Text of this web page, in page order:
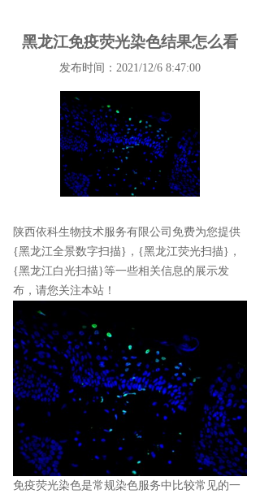
黑龙江免疫荧光染色结果怎么看
发布时间：2021/12/6 8:47:00
陕西依科生物技术服务有限公司免费为您提供
{黑龙江全景数字扫描} ，{黑龙江荧光扫描}，
{黑龙江白光扫描}等一些相关信息的展示发
布，请您关注本站！
免疫荧光染色是常规染色服务中比较常见的一